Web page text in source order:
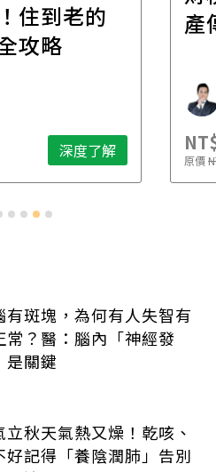
住到老的
攻略
深度了解
產
原價
有斑塊，為何有人失智有
常？醫：腦內「神經發
是關鍵
立秋天氣熱又燥！乾咳、
好記得「養陰潤肺」告別